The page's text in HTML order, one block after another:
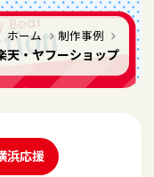
ホーム 制作事例
天・ヤフーショップ
浜応援